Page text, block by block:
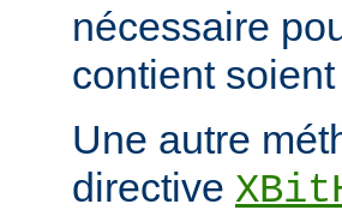
nécessaire
contient
Une autre
directive